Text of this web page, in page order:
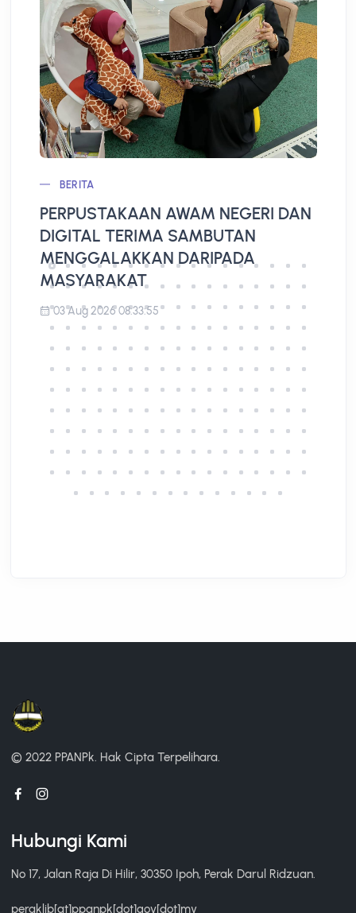
BERITA
PERPUSTAKAAN AWAM NEGERI DAN
DIGITAL TERIMA SAMBUTAN
MENGGALAKKAN DARIPADA
MASYARAKAT
03 Aug 2026 08:33:55
© 2022 PPANPk. Hak Cipta Terpelihara.
Hubungi Kami
No 17, Jalan Raja Di Hilir, 30350 Ipoh, Perak Darul Ridzuan.
peraklib[at]ppanpk[dot]gov[dot]my